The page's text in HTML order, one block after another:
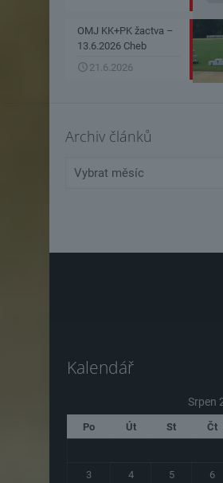
OMJ KK+PK žactva –
13.6.2026 Cheb
21.6.2026
Archiv článků
článků
Kalendář
Srpen
Po Út St Čt
3
4 5 6